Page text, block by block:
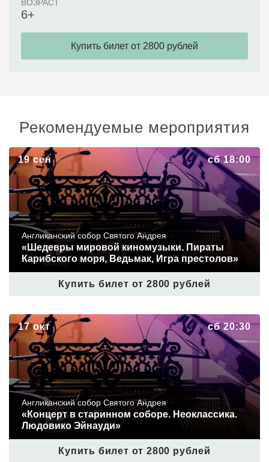
ВОЗРАСТ
6+
Купить билет от 2800 рублей
Рекомендуемые мероприятия
Купить билет от 2800 рублей
«Шедевры мировой киномузыки. Пираты Карибского
моря, Ведьмак, Игра престолов»
Англиканский собор Святого Андрея
«Шедевры мировой киномузыки. Пираты
Карибского моря, Ведьмак, Игра престолов»
19 сен сб 18:00
Купить билет от 2800 рублей
«Концерт в старинном соборе. Неоклассика. Людовико
Эйнауди»
Англиканский собор Святого Андрея
«Концерт в старинном соборе. Неоклассика.
Людовико Эйнауди»
17 окт сб 20:30